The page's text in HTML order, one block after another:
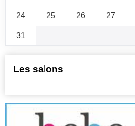
24
25 26 27
31
Les salons